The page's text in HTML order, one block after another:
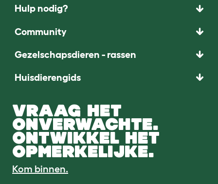
Hulp nodig?
Community
Gezelschapsdieren - rassen
Huisdierengids
VRAAG HET
ONVERWACHTE.
ONTWIKKEL HET
OPMERKELIJKE.
Kom binnen.